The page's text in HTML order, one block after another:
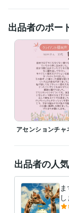
職歴
株式会社リバース
アセンションチャ
年2月 ~ 現在
平田印刷株式会社
受賞歴
風の時代の次元
ビジネス・ク
Excel:30年
Canva:1年
得意分野
べり相談
アセンショチャネ
ヒーリング
チャ
出品者のポー
アセンションチャ
出品者の人